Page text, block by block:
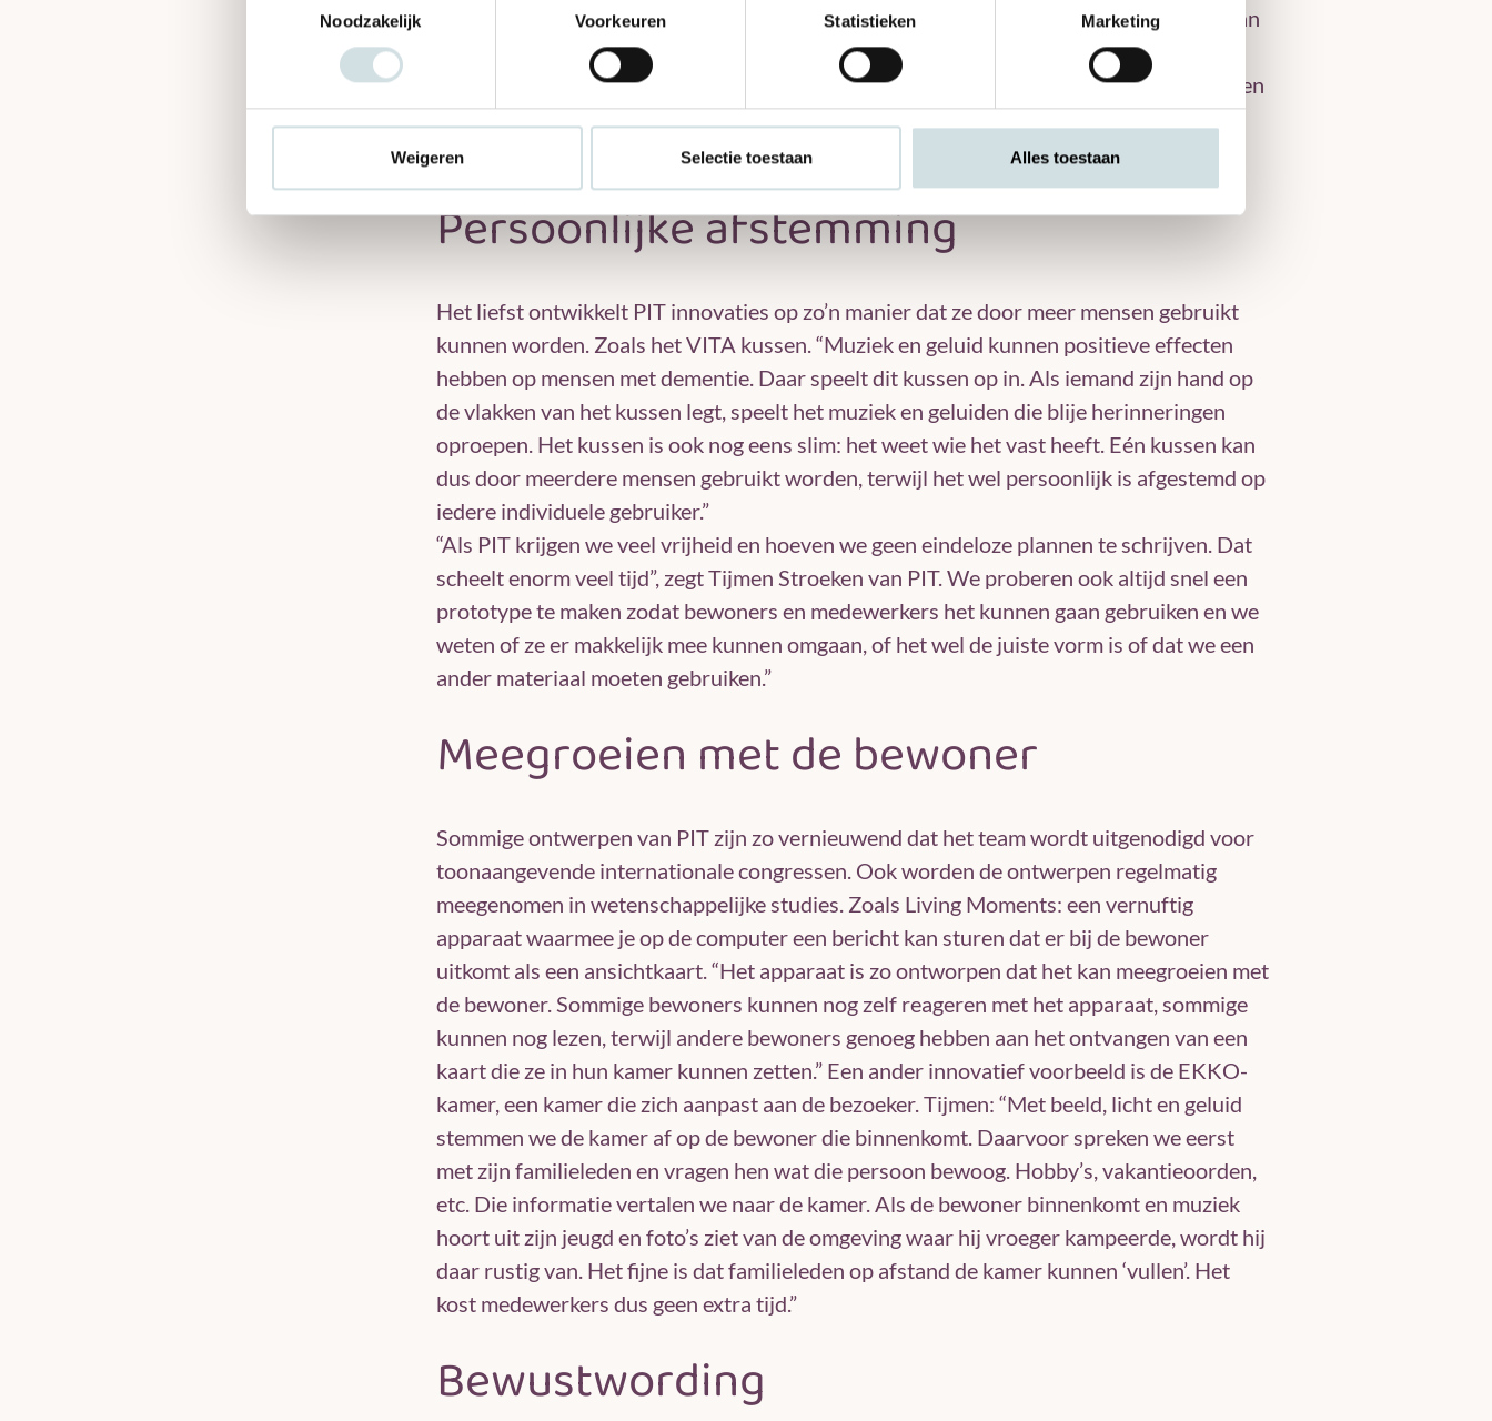
Noodzakelijk
Voorkeuren Statistieken Marketing
Weigeren Selectie toestaan Alles toestaan
naar de vragen die binnenkomen van medewerkers, bewoners of hun familie. Daar gaan
wij me aan de slag. We ontwerpen gerust iets voor één persoon. Zo hebben we iets
ontwikkeld voor een mevrouw waarmee ze zelfstandig de steunkousen voor haar armen
gebruiken.”
Persoonlijke afstemming
Het liefst ontwikkelt PIT innovaties op zo’n manier dat ze door meer mensen gebruikt
kunnen worden. Zoals het VITA kussen. “Muziek en geluid kunnen positieve effecten
hebben op mensen met dementie. Daar speelt dit kussen op in. Als iemand zijn hand op
de vlakken van het kussen legt, speelt het muziek en geluiden die blije herinneringen
oproepen. Het kussen is ook nog eens slim: het weet wie het vast heeft. Eén kussen kan
dus door meerdere mensen gebruikt worden, terwijl het wel persoonlijk is afgestemd op
iedere individuele gebruiker.”
“Als PIT krijgen we veel vrijheid en hoeven we geen eindeloze plannen te schrijven. Dat
scheelt enorm veel tijd”, zegt Tijmen Stroeken van PIT. We proberen ook altijd snel een
prototype te maken zodat bewoners en medewerkers het kunnen gaan gebruiken en we
weten of ze er makkelijk mee kunnen omgaan, of het wel de juiste vorm is of dat we een
ander materiaal moeten gebruiken.”
Meegroeien met de bewoner
Sommige ontwerpen van PIT zijn zo vernieuwend dat het team wordt uitgenodigd voor
toonaangevende internationale congressen. Ook worden de ontwerpen regelmatig
meegenomen in wetenschappelijke studies. Zoals Living Moments: een vernuftig
apparaat waarmee je op de computer een bericht kan sturen dat er bij de bewoner
uitkomt als een ansichtkaart. “Het apparaat is zo ontworpen dat het kan meegroeien met
de bewoner. Sommige bewoners kunnen nog zelf reageren met het apparaat, sommige
kunnen nog lezen, terwijl andere bewoners genoeg hebben aan het ontvangen van een
kaart die ze in hun kamer kunnen zetten.” Een ander innovatief voorbeeld is de EKKO-
kamer, een kamer die zich aanpast aan de bezoeker. Tijmen: “Met beeld, licht en geluid
stemmen we de kamer af op de bewoner die binnenkomt. Daarvoor spreken we eerst
met zijn familieleden en vragen hen wat die persoon bewoog. Hobby’s, vakantieoorden,
etc. Die informatie vertalen we naar de kamer. Als de bewoner binnenkomt en muziek
hoort uit zijn jeugd en foto’s ziet van de omgeving waar hij vroeger kampeerde, wordt hij
daar rustig van. Het fijne is dat familieleden op afstand de kamer kunnen ‘vullen’. Het
kost medewerkers dus geen extra tijd.”
Bewustwording